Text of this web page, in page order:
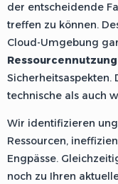
der entscheidende
treffen zu können.
Cloud-Umgebung
Ressourcennutzung
Sicherheitsaspekten.
technische als auch
Wir identifizieren
Ressourcen,
Engpässe.
noch zu Ihren